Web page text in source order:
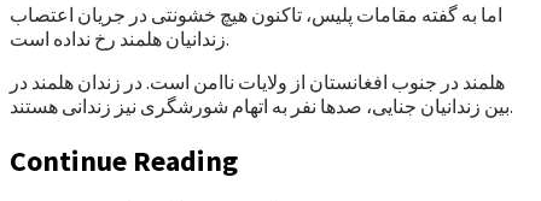
اما به گفته مقامات پلیس، تاکنون هیچ خشونتی در جریان اعتصاب
زندانیان هلمند رخ نداده است.
هلمند در جنوب افغانستان از ولایات ناامن است. در زندان هلمند در
بین زندانیان جنایی، صدها نفر به اتهام شورشگری نیز زندانی هستند.
Continue Reading